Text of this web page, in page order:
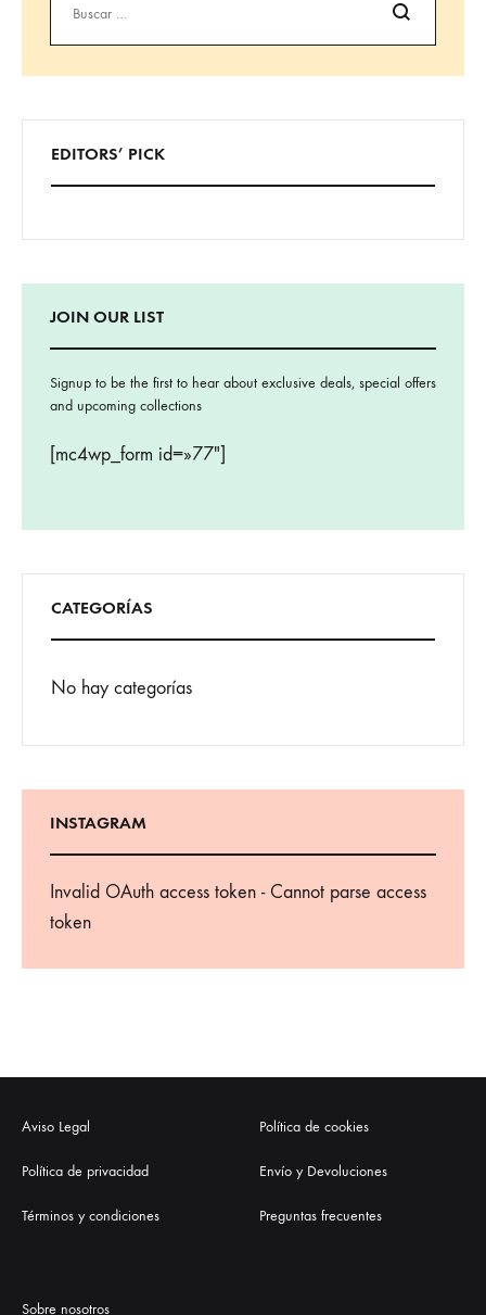
Buscar
EDITORS’ PICK
JOIN OUR LIST
Signup to be the first to hear about exclusive deals, special offers
and upcoming collections
[mc4wp_form id=»77″]
CATEGORÍAS
No hay categorías
INSTAGRAM
Invalid OAuth access token - Cannot parse access
token
Aviso Legal
Política de privacidad
Términos y condiciones
Política de cookies
Envío y Devoluciones
Preguntas frecuentes
Sobre nosotros